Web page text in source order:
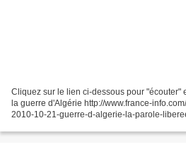
Cliquez sur le lien ci-dessous pour "écouter"
la guerre d'Algérie http://www.france-
2010-10-21-guerre-d-algerie-la-parole-